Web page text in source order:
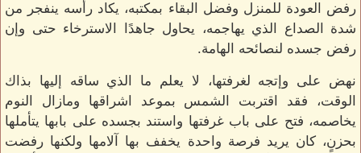
رفض العودة للمنزل وفضل البقاء بمكتبه، يكاد رأسه ينفجر من
شدة الصداع الذي يهاجمه، يحاول جاهدًا الاسترخاء حتى وإن
رفض جسده لنصائحه الهامة.
نهض على وإتجه لغرفتها، لا يعلم ما الذي ساقه إليها بذاك
الوقت، فقد اقتربت الشمس بموعد اشراقها ومازال النوم
يخاصمه، فتح على باب غرفتها واستند بجسده على بابها يتأملها
بحزنٍ، كان يريد فرصة واحدة يخفف بها آلامها ولكنها رفضت